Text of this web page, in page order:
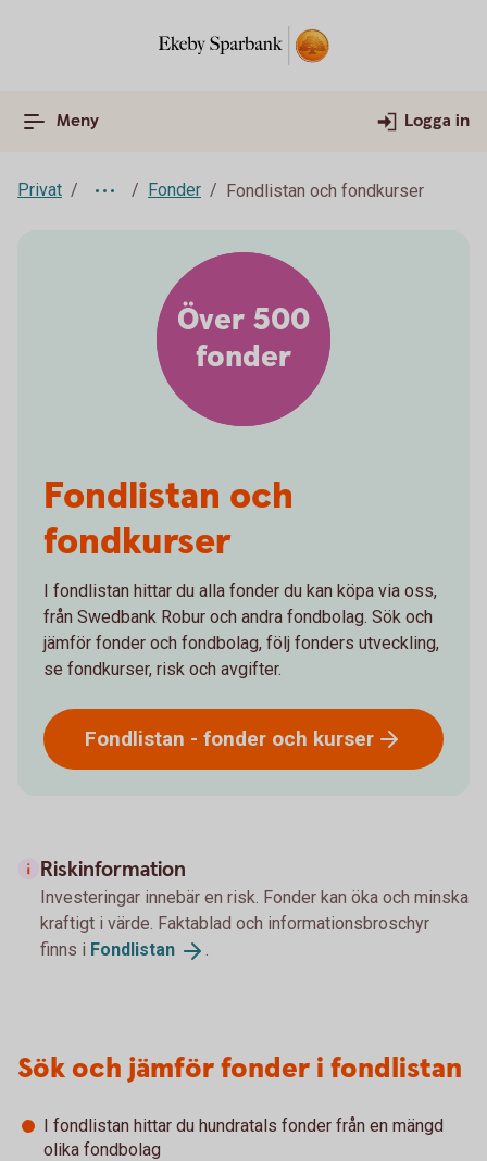
Meny Logga in
Privat Fonder Fondlistan och fondkurser
Fondlistan och
fondkurser
I fondlistan hittar du alla fonder du kan köpa via oss,
från Swedbank Robur och andra fondbolag. Sök och
jämför fonder och fondbolag, följ fonders utveckling,
se fondkurser, risk och avgifter.
Fondlistan - fonder och kurser
Över 500
fonder
Riskinformation
Investeringar innebär en risk. Fonder kan öka och minska
kraftigt i värde. Faktablad och informationsbroschyr
finns i Fondlistan .
Sök och jämför fonder i fondlistan
I fondlistan hittar du hundratals fonder från en mängd
olika fondbolag